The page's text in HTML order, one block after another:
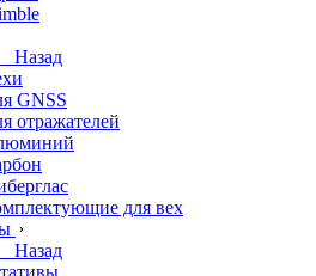
Назад
GNSS
отражателей
для вех
Назад